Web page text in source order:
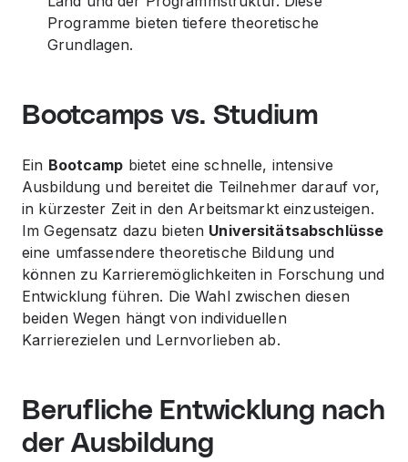
Programme bieten tiefere theoretische
Grundlagen.
Bootcamps vs. Studium
Ein Bootcamp bietet eine schnelle, intensive
Ausbildung und bereitet die Teilnehmer darauf vor,
in kürzester Zeit in den Arbeitsmarkt einzusteigen.
Im Gegensatz dazu bieten Universitätsabschlüsse
eine umfassendere theoretische Bildung und
können zu Karrieremöglichkeiten in Forschung und
Entwicklung führen. Die Wahl zwischen diesen
beiden Wegen hängt von individuellen
Karrierezielen und Lernvorlieben ab.
Berufliche Entwicklung nach
der Ausbildung